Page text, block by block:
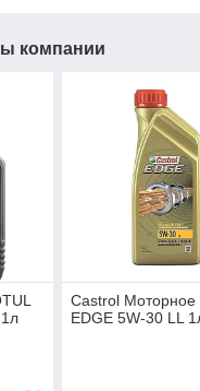
компании
Castrol Моторное
EDGE 5W-30 LL